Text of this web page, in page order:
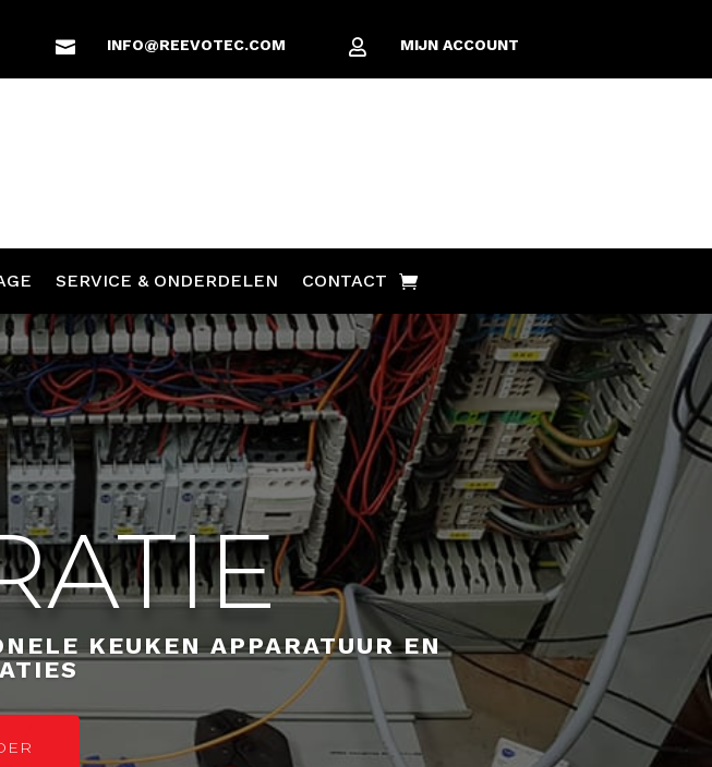
 INFO@REEVOTEC.COM  MIJN ACCOUNT
SERVICE & ONDERDELEN CONTACT
KEUKEN APPARATUUR EN